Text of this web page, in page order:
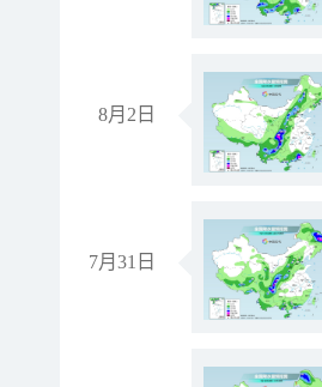
8月2日
7月31日